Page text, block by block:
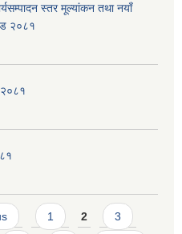
स्तर मूल्यांकन तथा नयाँ
२०८१
२०८१
1 2 3